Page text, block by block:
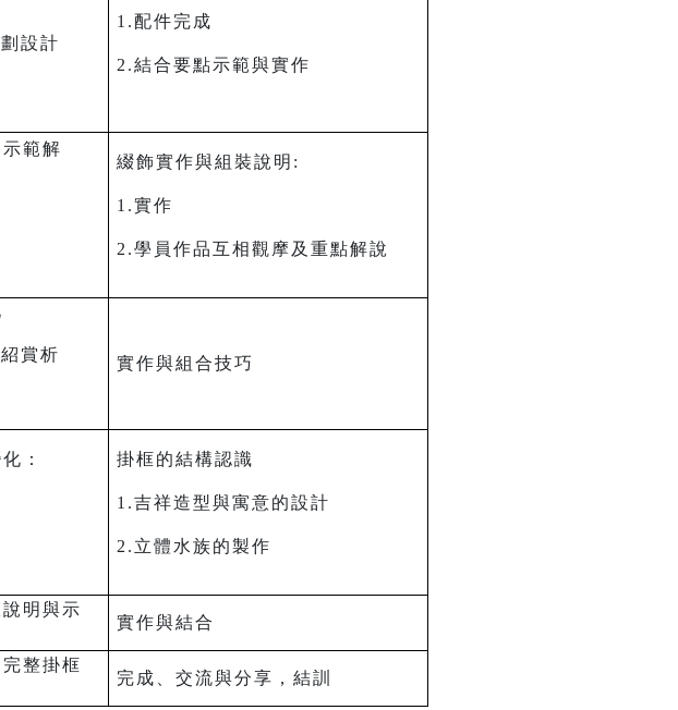
設計
1.配件完成
2.結合要點示範與實作
範解
綴飾實作與組裝說明:
1.實作
2.學員作品互相觀摩及重點解說
賞析 實作與組合技巧
： 掛框的結構認識
1.吉祥造型與寓意的設計
2.立體水族的製作
明與示
實作與結合
整掛框
完成、交流與分享，結訓